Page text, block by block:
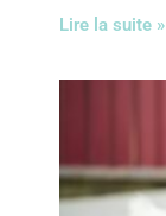
Lire la suite »